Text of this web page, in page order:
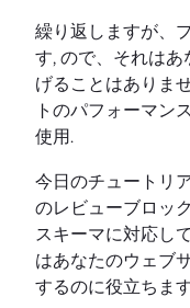
繰り返しますが、
す, ので、それは
げることはありま
トのパフォーマン
使用.
今日のチュートリ
のレビューブロッ
スキーマに対応し
はあなたのウェブ
するのに役立ちます